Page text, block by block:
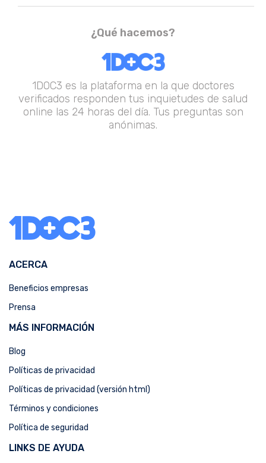
¿Qué hacemos?
1DOC3 es la plataforma en la que doctores
verificados responden tus inquietudes de salud
online las 24 horas del día. Tus preguntas son
anónimas.
ACERCA
Beneficios empresas
Prensa
MÁS INFORMACIÓN
Blog
Políticas de privacidad
Políticas de privacidad (versión html)
Términos y condiciones
Política de seguridad
LINKS DE AYUDA